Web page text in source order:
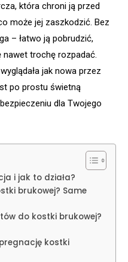
która chroni ją przed
może jej zaszkodzić. Bez
– łatwo ją pobrudzić,
nawet trochę rozpadać.
jak nowa przez
po prostu świetną
dla Twojego
i jak to działa?
brukowej? Same
do kostki brukowej?
kostki